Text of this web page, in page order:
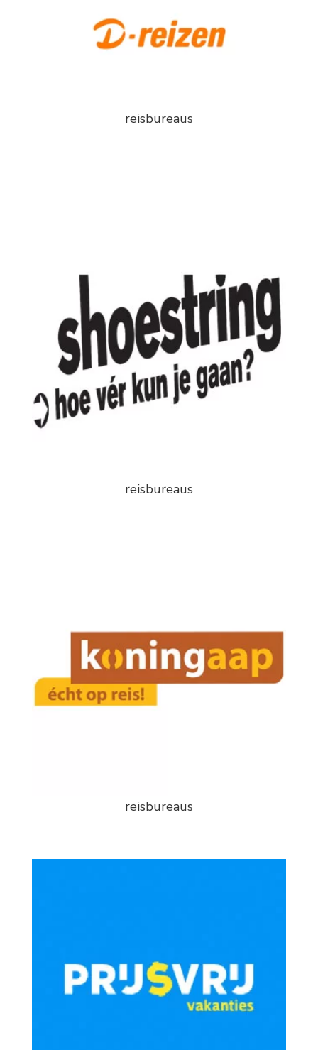
reisbureaus
reisbureaus
reisbureaus